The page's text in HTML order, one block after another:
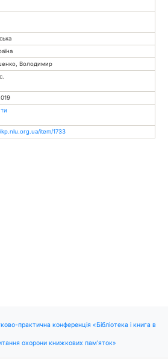
Володимир
item/1733
практична конференція «Бібліотека і книга в
охорони книжкових пам’яток»